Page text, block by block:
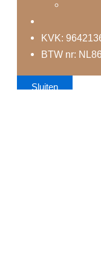
KVK:
BTW nr:
Sluiten